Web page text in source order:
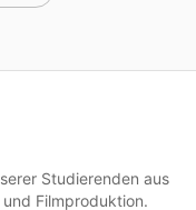
Studierenden aus
Filmproduktion.